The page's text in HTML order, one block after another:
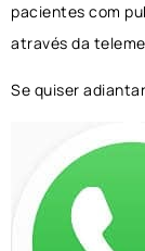
pacientes com
através da
Se quiser